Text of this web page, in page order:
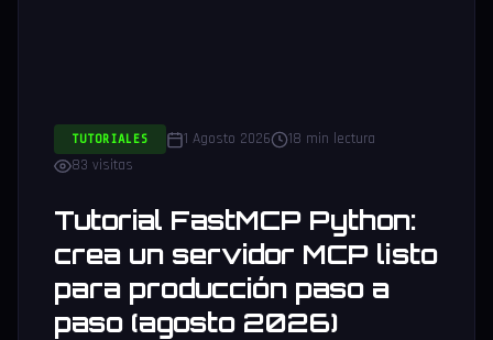
TUTORIALES 1 Agosto 2026
18 min lectura
83 visitas
Tutorial FastMCP Python:
crea un servidor MCP listo
para producción paso a
paso (agosto 2026)